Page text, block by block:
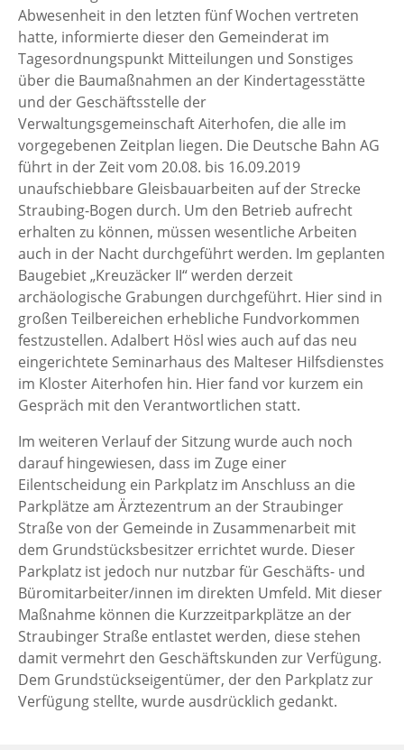
Abwesenheit in den letzten fünf Wochen vertreten
hatte, informierte dieser den Gemeinderat im
Tagesordnungspunkt Mitteilungen und Sonstiges
über die Baumaßnahmen an der Kindertagesstätte
und der Geschäftsstelle der
Verwaltungsgemeinschaft Aiterhofen, die alle im
vorgegebenen Zeitplan liegen. Die Deutsche Bahn AG
führt in der Zeit vom 20.08. bis 16.09.2019
unaufschiebbare Gleisbauarbeiten auf der Strecke
Straubing-Bogen durch. Um den Betrieb aufrecht
erhalten zu können, müssen wesentliche Arbeiten
auch in der Nacht durchgeführt werden. Im geplanten
Baugebiet „Kreuzäcker II“ werden derzeit
archäologische Grabungen durchgeführt. Hier sind in
großen Teilbereichen erhebliche Fundvorkommen
festzustellen. Adalbert Hösl wies auch auf das neu
eingerichtete Seminarhaus des Malteser Hilfsdienstes
im Kloster Aiterhofen hin. Hier fand vor kurzem ein
Gespräch mit den Verantwortlichen statt.
Im weiteren Verlauf der Sitzung wurde auch noch
darauf hingewiesen, dass im Zuge einer
Eilentscheidung ein Parkplatz im Anschluss an die
Parkplätze am Ärztezentrum an der Straubinger
Straße von der Gemeinde in Zusammenarbeit mit
dem Grundstücksbesitzer errichtet wurde. Dieser
Parkplatz ist jedoch nur nutzbar für Geschäfts- und
Büromitarbeiter/innen im direkten Umfeld. Mit dieser
Maßnahme können die Kurzzeitparkplätze an der
Straubinger Straße entlastet werden, diese stehen
damit vermehrt den Geschäftskunden zur Verfügung.
Dem Grundstückseigentümer, der den Parkplatz zur
Verfügung stellte, wurde ausdrücklich gedankt.